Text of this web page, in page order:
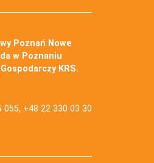
Poznań Nowe
w Poznaniu
KRS.
+48 22 330 03 30